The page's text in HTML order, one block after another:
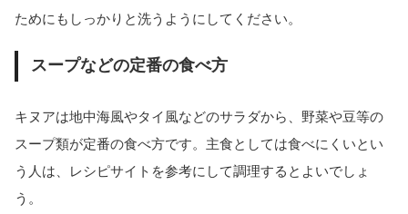
ためにもしっかりと洗うようにしてください。
スープなどの定番の食べ方
キヌアは地中海風やタイ風などのサラダから、野菜や豆等の
スープ類が定番の食べ方です。主食としては食べにくいとい
う人は、レシピサイトを参考にして調理するとよいでしょ
う。